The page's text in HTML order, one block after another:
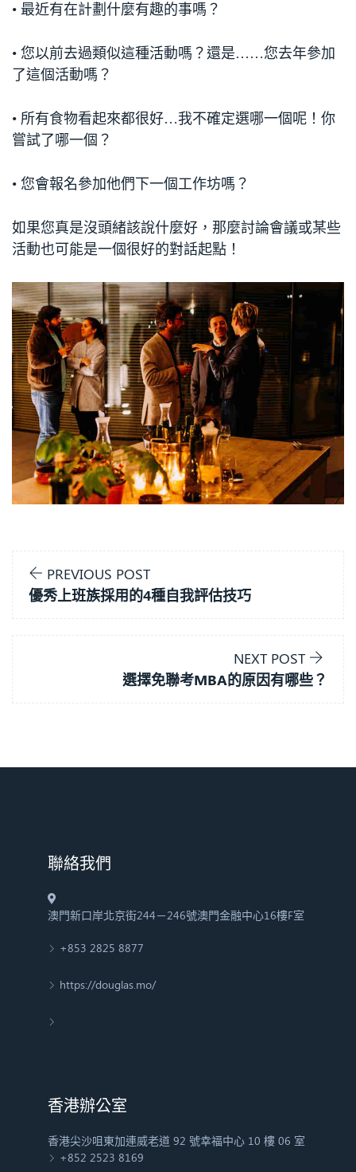
• 最近有在計劃什麼有趣的事嗎？
• 您以前去過類似這種活動嗎？還是……您去年參加
了這個活動嗎？
• 所有食物看起來都很好…我不確定選哪一個呢！你
嘗試了哪一個？
• 您會報名參加他們下一個工作坊嗎？
如果您真是沒頭緒該說什麼好，那麼討論會議或某些
活動也可能是一個很好的對話起點！
PREVIOUS POST
優秀上班族採用的4種自我評估技巧
NEXT POST
選擇免聯考MBA的原因有哪些？
​聯絡我們
澳門新口岸北京街244－246號澳門金融中心16樓F室
+853 2825 8877
https://douglas.mo/
香港辦公室
香港尖沙咀東加連威老道 92 號幸福中心 10 樓 06 室
+852 2523 8169